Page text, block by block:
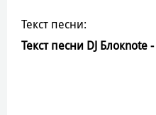
Текст песни:
Текст песни DJ